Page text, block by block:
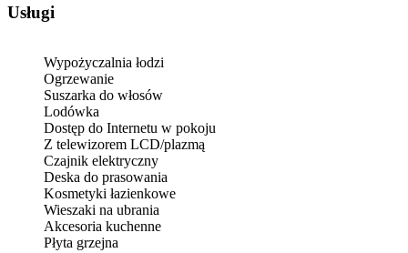
Usługi
Wypożyczalnia łodzi
Ogrzewanie
Suszarka do włosów
Lodówka
Dostęp do Internetu w pokoju
Z telewizorem LCD/plazmą
Czajnik elektryczny
Deska do prasowania
Kosmetyki łazienkowe
Wieszaki na ubrania
Akcesoria kuchenne
Płyta grzejna